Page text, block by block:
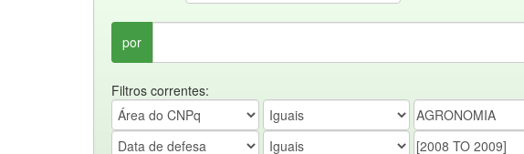
por
Filtros correntes: